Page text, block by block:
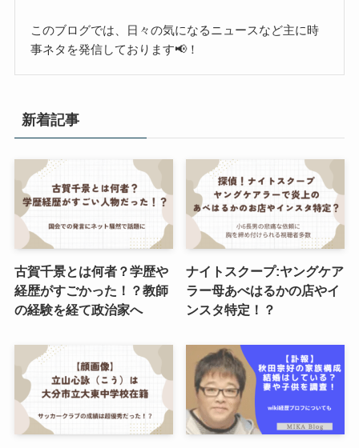
このブログでは、日々の気になるニュースなど主に時
事ネタを発信しております📢！
新着記事
古賀千景とは何者？学歴や
経歴がすごかった！？教師
の経験を経て政治家へ
ナイトスクープ:ヤングケア
ラー母あべはるかの店やイ
ンスタ特定！？